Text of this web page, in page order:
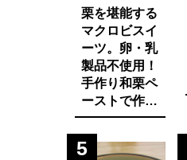
栗を堪能する
マクロビスイ
ーツ。卵・乳
製品不使用！
手作り和栗ペ
ーストで作る
モンブランパ
フェの作り方
5